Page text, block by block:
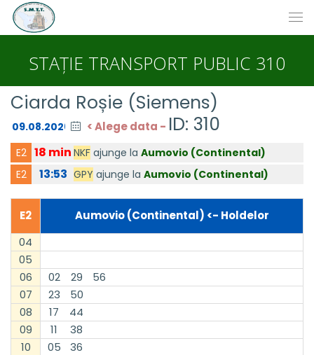
STAȚIE TRANSPORT PUBLIC 310
Ciarda Roșie (Siemens)
< Alege data - ID: 310
E2 18 min NKF ajunge la Aumovio (Continental)
E2
13:53 GPY ajunge la Aumovio (Continental)
E2
Aumovio (Continental) <- Holdelor
04
05
06
02 29
56
07
23
50
08
17
44
09
11
38
10
05
36